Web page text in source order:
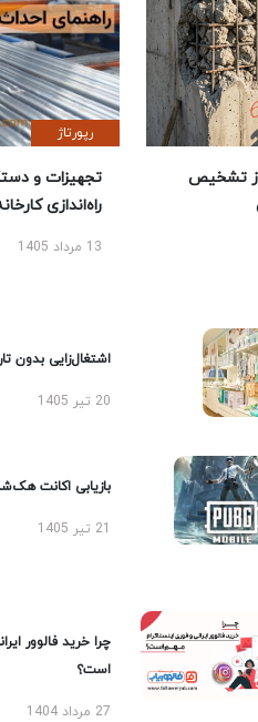
تشخیص
رپورتاژ
تجهیزات و
راه‌اندازی
13 مرداد 1405
اشتغال‌زایی بدون
20 تیر 1405
بازیابی اکانت
چرا خرید فالوور
است؟
27 مرداد 1404